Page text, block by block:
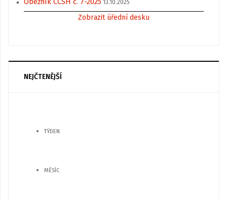
13.10.2025
Zobrazit úřední desku
NEJČTENĚJŠÍ
TÝDEN
MĚSÍC